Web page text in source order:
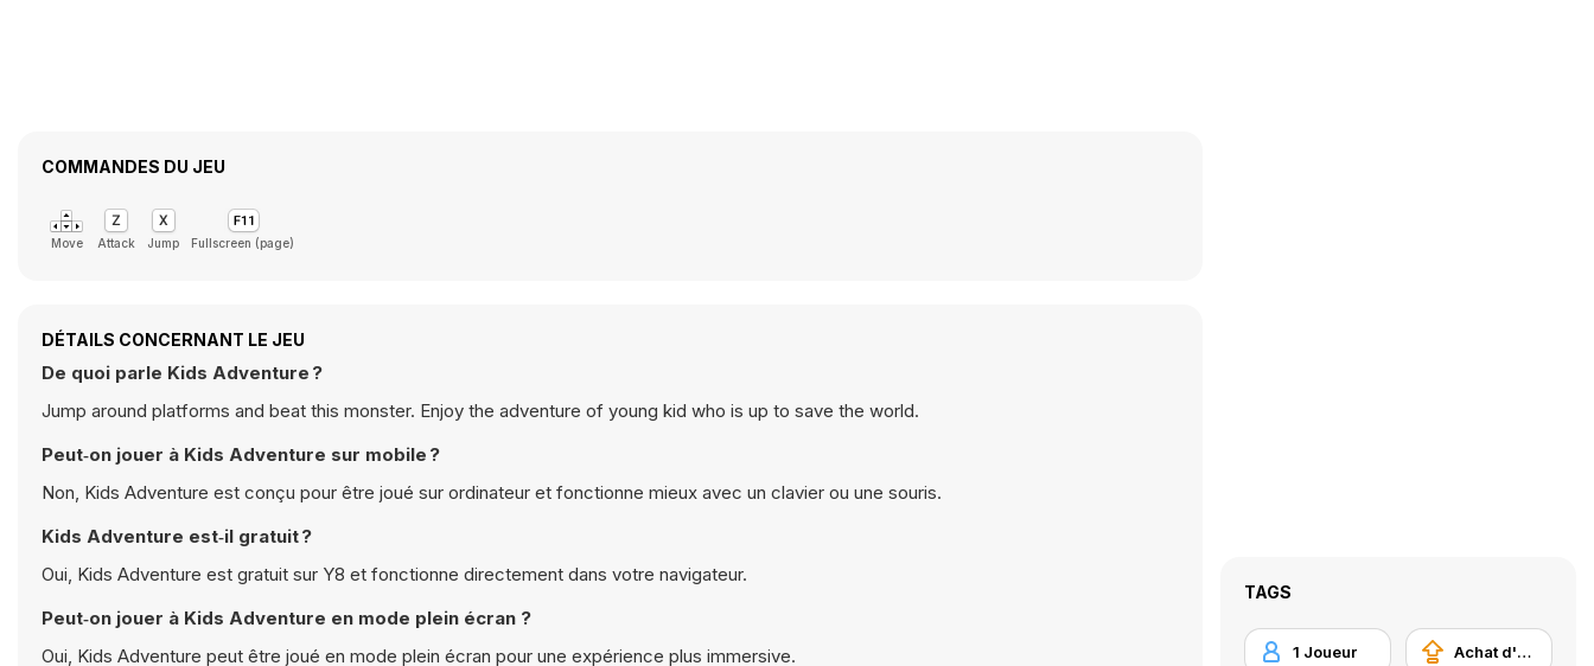
COMMANDES DU JEU
Move Attack Jump Fullscreen (page)
DÉTAILS CONCERNANT LE JEU
De quoi parle Kids Adventure ?
Jump around platforms and beat this monster. Enjoy the adventure of young kid who is up to save the world.
Peut‑on jouer à Kids Adventure sur mobile ?
Non, Kids Adventure est conçu pour être joué sur ordinateur et fonctionne mieux avec un clavier ou une souris.
Kids Adventure est‑il gratuit ?
Oui, Kids Adventure est gratuit sur Y8 et fonctionne directement dans votre navigateur.
Peut‑on jouer à Kids Adventure en mode plein écran ?
Oui, Kids Adventure peut être joué en mode plein écran pour une expérience plus immersive.
TAGS
1 Joueur Achat d'améliorations